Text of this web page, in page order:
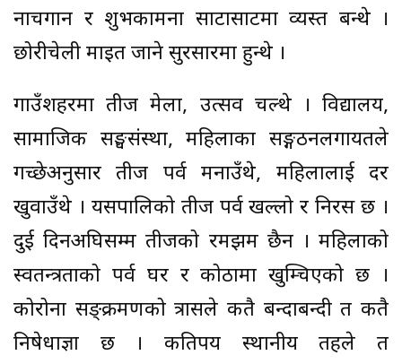
नाचगान र शुभकामना साटासाटमा व्यस्त बन्थे ।
छोरीचेली माइत जाने सुरसारमा हुन्थे ।
गाउँशहरमा तीज मेला, उत्सव चल्थे । विद्यालय,
सामाजिक सङ्घसंस्था, महिलाका सङ्गठनलगायतले
गच्छेअनुसार तीज पर्व मनाउँथे, महिलालाई दर
खुवाउँथे । यसपालिको तीज पर्व खल्लो र निरस छ ।
दुई दिनअघिसम्म तीजको रमझम छैन । महिलाको
स्वतन्त्रताको पर्व घर र कोठामा खुम्चिएको छ ।
कोरोना सङ्क्रमणको त्रासले कतै बन्दाबन्दी त कतै
निषेधाज्ञा छ । कतिपय स्थानीय तहले त